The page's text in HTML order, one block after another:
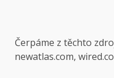
Čerpáme z těchto
newatlas.com,